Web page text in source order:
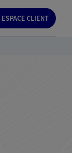
ESPACE CLIENT